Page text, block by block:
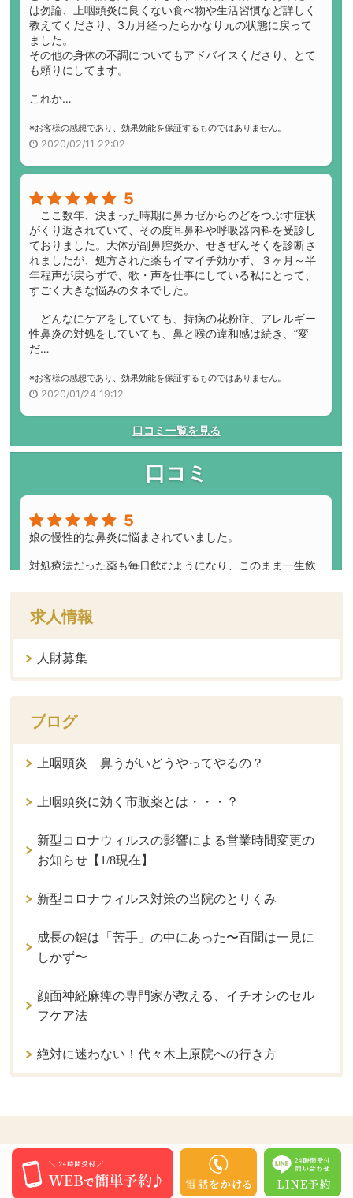
求人情報
人財募集
ブログ
上咽頭炎 鼻うがいどうやってやるの？
上咽頭炎に効く市販薬とは・・・？
新型コロナウィルスの影響による営業時間変更の
お知らせ【1/8現在】
新型コロナウィルス対策の当院のとりくみ
成長の鍵は「苦手」の中にあった〜百聞は一見に
しかず〜
顔面神経麻痺の専門家が教える、イチオシのセル
フケア法
絶対に迷わない！代々木上原院への行き方